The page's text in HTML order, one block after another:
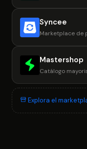
Syncee
Marketplace de
Mastershop
Catálogo
Explora el